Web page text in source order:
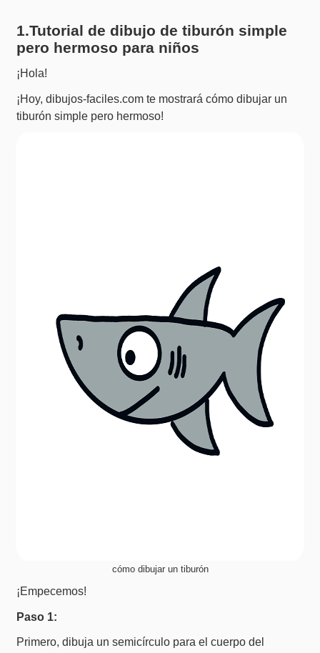
1.Tutorial de dibujo de tiburón simple
pero hermoso para niños
¡Hola!
¡Hoy, dibujos-faciles.com te mostrará cómo dibujar un
tiburón simple pero hermoso!
cómo dibujar un tiburón
¡Empecemos!
Paso 1:
Primero, dibuja un semicírculo para el cuerpo del